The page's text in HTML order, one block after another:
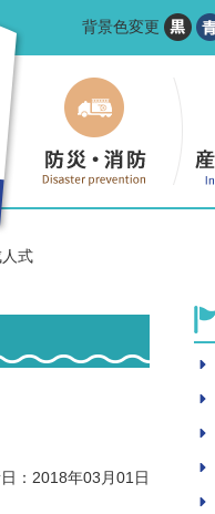
背景色変更
人式
：2018年03月01日